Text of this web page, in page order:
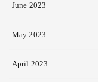
June 2023
May 2023
April 2023